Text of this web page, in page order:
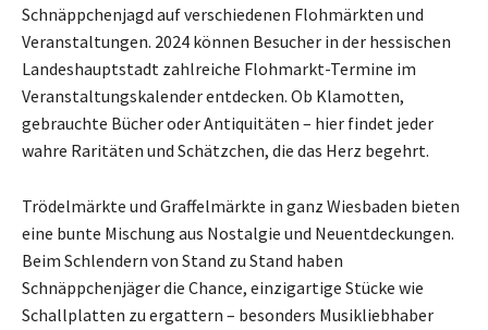
Schnäppchenjagd auf verschiedenen Flohmärkten und
Veranstaltungen. 2024 können Besucher in der hessischen
Landeshauptstadt zahlreiche Flohmarkt-Termine im
Veranstaltungskalender entdecken. Ob Klamotten,
gebrauchte Bücher oder Antiquitäten – hier findet jeder
wahre Raritäten und Schätzchen, die das Herz begehrt.
Trödelmärkte und Graffelmärkte in ganz Wiesbaden bieten
eine bunte Mischung aus Nostalgie und Neuentdeckungen.
Beim Schlendern von Stand zu Stand haben
Schnäppchenjäger die Chance, einzigartige Stücke wie
Schallplatten zu ergattern – besonders Musikliebhaber